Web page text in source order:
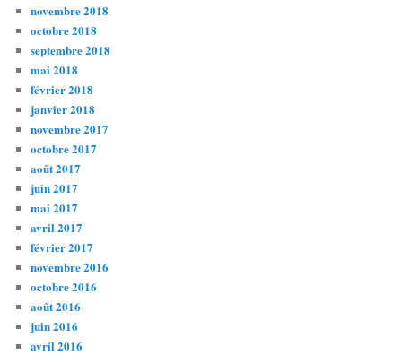
novembre 2018
octobre 2018
septembre 2018
mai 2018
février 2018
janvier 2018
novembre 2017
octobre 2017
août 2017
juin 2017
mai 2017
avril 2017
février 2017
novembre 2016
octobre 2016
août 2016
juin 2016
avril 2016